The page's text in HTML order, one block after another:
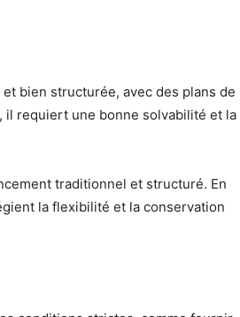
bien structurée, avec des plans de
il requiert une bonne solvabilité et la
traditionnel et structuré. En
la flexibilité et la conservation